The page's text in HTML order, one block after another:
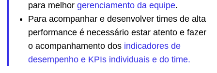
para melhor gerenciamento da equipe.
Para acompanhar e desenvolver times de alta
performance é necessário estar atento e fazer
o acompanhamento dos indicadores de
desempenho e KPIs individuais e do time.